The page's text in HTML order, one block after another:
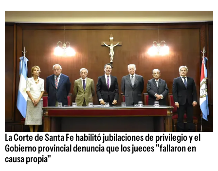
La Corte de Santa Fe habilitó jubilaciones de privilegio y el
Gobierno provincial denuncia que los jueces "fallaron en
causa propia"